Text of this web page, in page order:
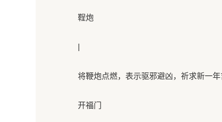
鞓炮
将鞭炮点燃，表示驱邪避凶，祈求新一年
开福门